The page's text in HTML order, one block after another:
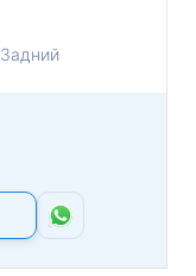
Задний